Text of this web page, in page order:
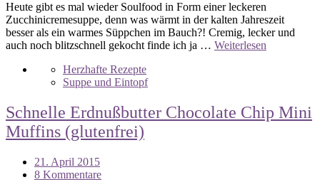
Heute gibt es mal wieder Soulfood in Form einer leckeren
Zucchinicremesuppe, denn was wärmt in der kalten Jahreszeit
besser als ein warmes Süppchen im Bauch?! Cremig, lecker und
auch noch blitzschnell gekocht finde ich ja … Weiterlesen
Herzhafte Rezepte
Suppe und Eintopf
Schnelle Erdnußbutter Chocolate Chip Mini
Muffins (glutenfrei)
21. April 2015
8 Kommentare